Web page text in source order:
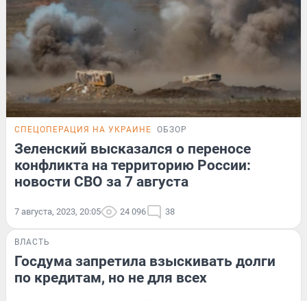
СПЕЦОПЕРАЦИЯ НА УКРАИНЕ ОБЗОР
Зеленский высказался о переносе
конфликта на территорию России:
новости СВО за 7 августа
7 августа, 2023, 20:05 24 096 38
ВЛАСТЬ
Госдума запретила взыскивать долги
по кредитам, но не для всех